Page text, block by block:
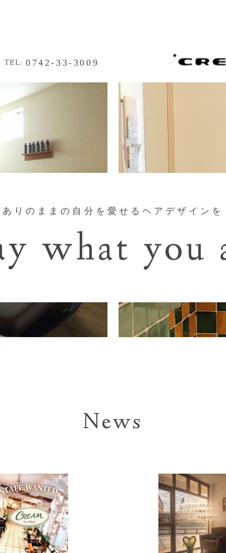
TEL: 0742-33-3009
ありのままの自分を愛せるヘアデザインを
what you
News